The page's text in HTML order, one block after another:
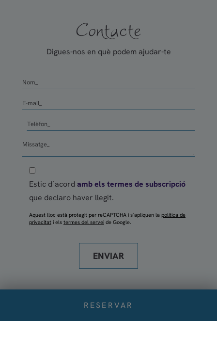
Contacte
Digues-nos en què podem ajudar-te
Estic d´acord amb els termes de subscripció
que declaro haver llegit.
Aquest lloc està protegit per reCAPTCHA i s´apliquen la política de
privacitat i els termes del servei de Google.
ENVIAR
RESERVAR